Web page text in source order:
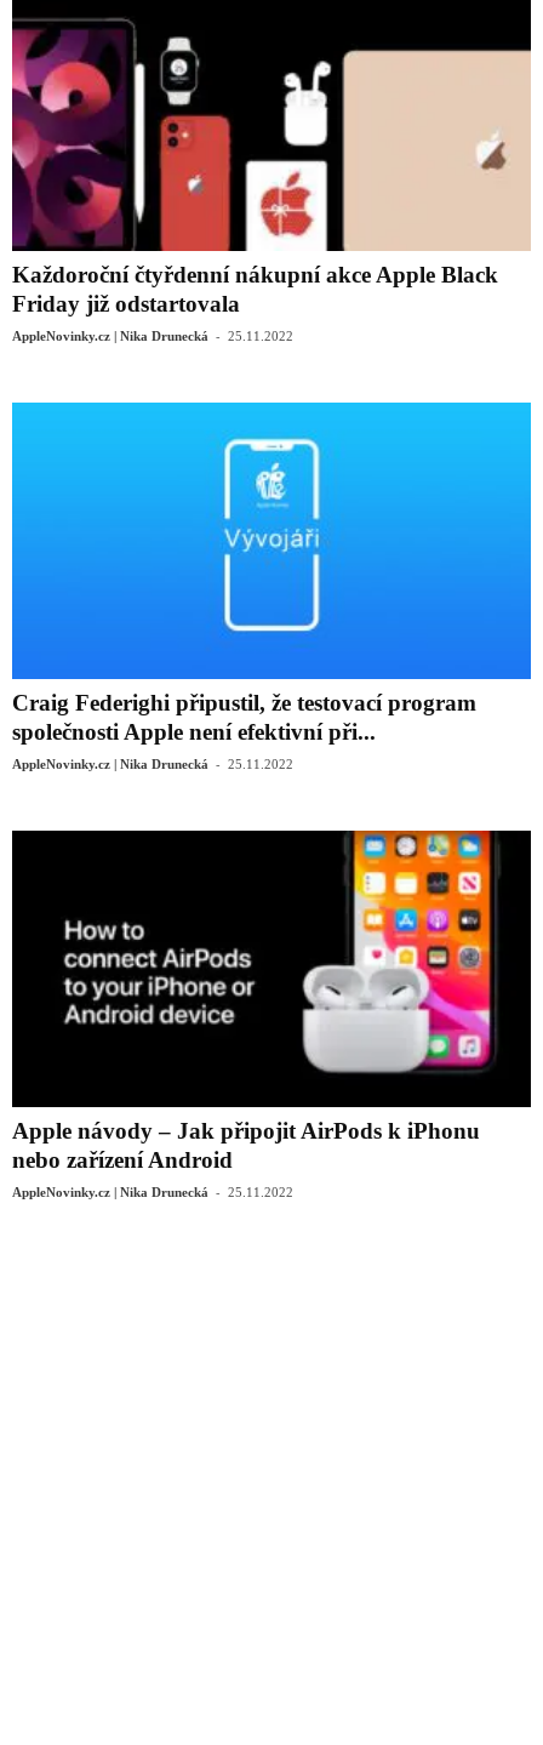
Každoroční čtyřdenní nákupní akce Apple Black
Friday již odstartovala
AppleNovinky.cz | Nika Drunecká - 25.11.2022
Craig Federighi připustil, že testovací program
společnosti Apple není efektivní při...
AppleNovinky.cz | Nika Drunecká - 25.11.2022
Apple návody – Jak připojit AirPods k iPhonu
nebo zařízení Android
AppleNovinky.cz | Nika Drunecká - 25.11.2022